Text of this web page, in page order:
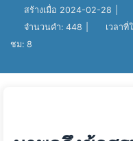
อย่างช้าๆ 008
สร้างเมื่อ 2024-02-28
จำนวนคำ: 448 เวลาที่
ชม: 8